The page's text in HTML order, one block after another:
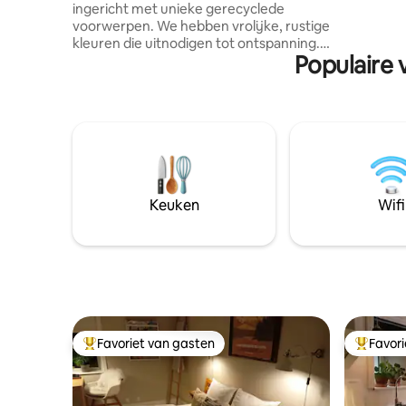
ingericht met unieke gerecyclede
voorwerpen. We hebben vrolijke, rustige
kleuren die uitnodigen tot ontspanning.
Het huis ligt aan het einde van een weg in
een rustig, schilderachtig huisjesgebied.
daarnaast heeft het huis zelf drie
slaapkamers. Het huis ligt dicht bij
Billund, Legoland, dierentuin Jyllandspark
en op slechts ongeveer een uur van de
pannenkoekenhuis
Populaire
Keuken Wifi
Topfavoriet van gasten
Favoriet van gasten